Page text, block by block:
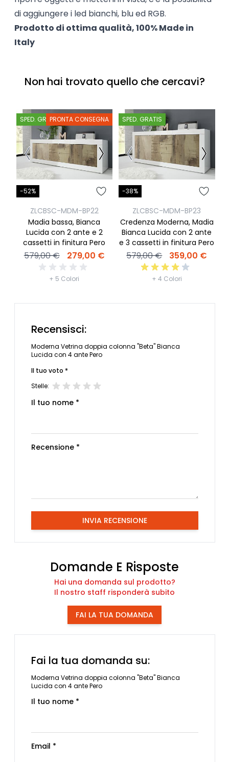
di aggiungere i led bianchi, blu ed RGB.
Prodotto di ottima qualità, 100% Made in
Italy
Non hai trovato quello che cercavi?
SPED. GRATISPRONTA CONSEGNA
-52%
ZLCBSC-MDM-BP22
Madia bassa, Bianca
Lucida con 2 ante e 2
cassetti in finitura Pero
579,00 € 279,00 €
+ 5 Colori
SPED. GRATIS
-38%
ZLCBSC-MDM-BP23
Credenza Moderna, Madia
Bianca Lucida con 2 ante
e 3 cassetti in finitura Pero
579,00 € 359,00 €
+ 4 Colori
Recensisci:
Moderna Vetrina doppia colonna "Beta" Bianca
Lucida con 4 ante Pero
Il tuo voto *
Stelle:
Il tuo nome *
Recensione *
INVIA RECENSIONE
Domande E Risposte
Hai una domanda sul prodotto?
Il nostro staff risponderà subito
FAI LA TUA DOMANDA
Fai la tua domanda su:
Moderna Vetrina doppia colonna "Beta" Bianca
Lucida con 4 ante Pero
Il tuo nome *
Email *